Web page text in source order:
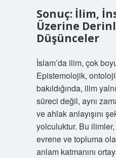
Sonuç: İlim,
Üzerine
Düşünceler
İslam’da ilim, çok
Epistemolojik,
bakıldığında, ilim
süreci değil, aynı
ve ahlak anlayışını
yolculuktur. Bu ilimler,
evrene ve topluma
anlam katmanını